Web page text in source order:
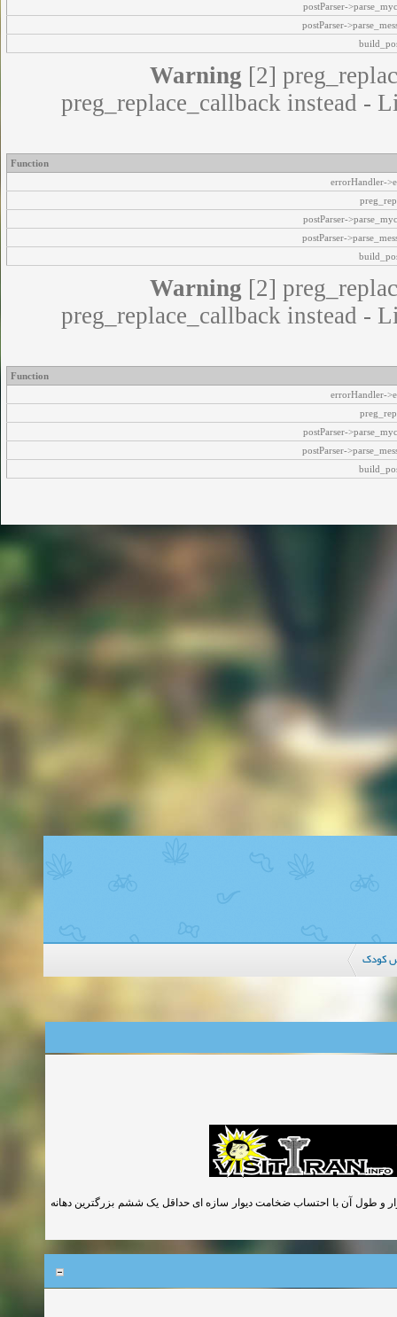
postParser-
postParser-
Warning [2]
preg_replace_callback instead -
Function
errorHandler-
postParser-
postParser-
Warning [2]
preg_replace_callback instead -
Function
errorHandler-
postParser-
postParser-
کودک
یا ضخامت معادل خود دیوار و طول آن با احتساب ضخامت دیوار سازه ای حداقل یک ششم بزرگترین دهانه